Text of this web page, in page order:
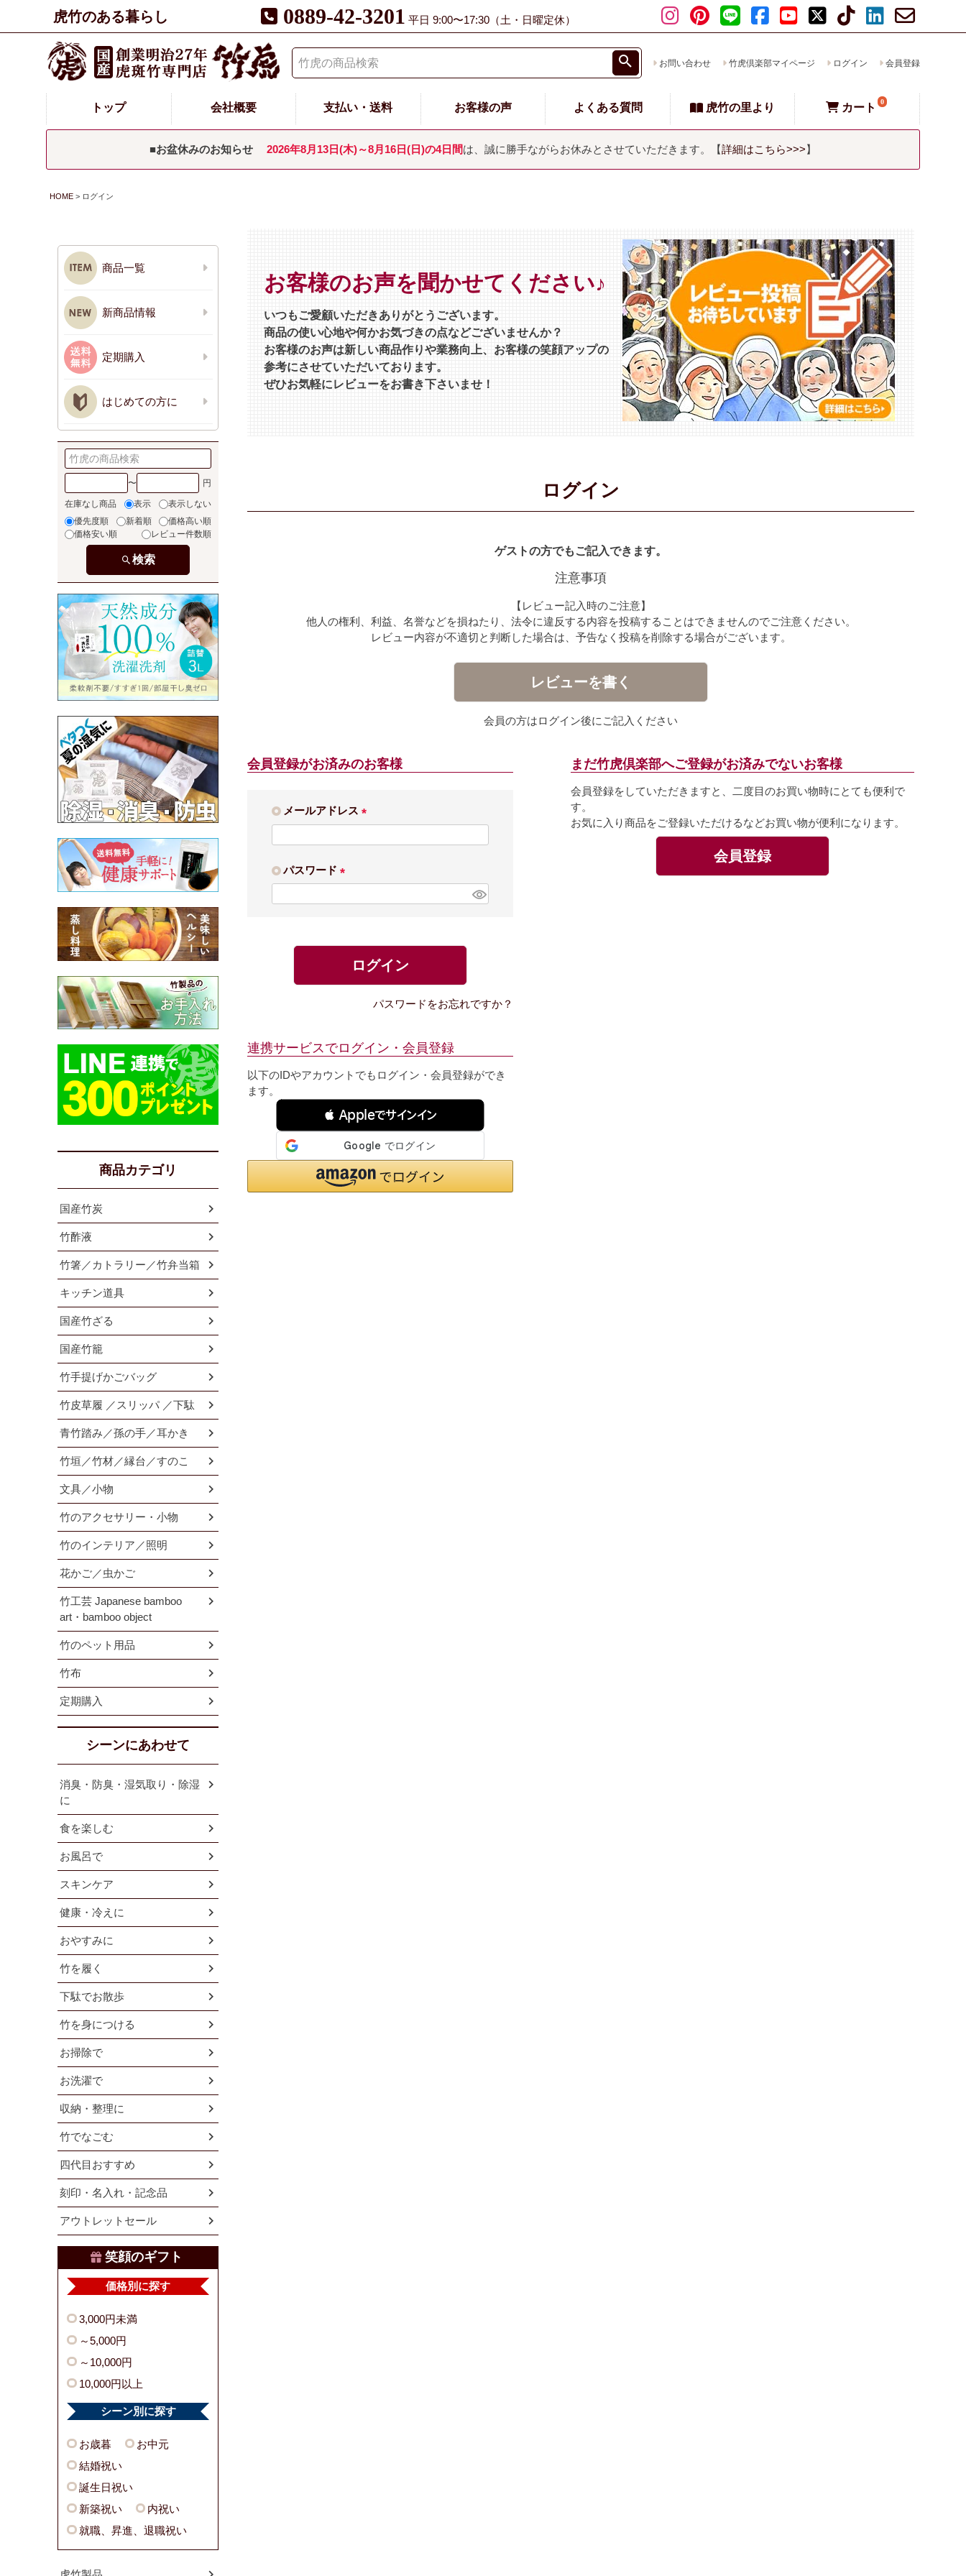
虎竹のある暮らし 0889-42-3201 平日 9:00〜17:30（土・日曜定休）
お問い合わせ 竹虎倶楽部マイページ ログイン 会員登録
トップ 会社概要 支払い・送料 お客様の声 よくある質問 虎竹の里より カート 0
■お盆休みのお知らせ 2026年8月13日(木)～8月16日(日)の4日間は、誠に勝手ながらお休みとさせていただきます。【詳細はこちら>>>】
HOME ログイン
商品一覧
新商品情報
定期購入
はじめての方に
〜
在庫なし商品 表示
表示しない
優先度順
新着順
価格高い順
価格安い順
レビュー件数順
検索
商品カテゴリ
国産竹炭
竹酢液
竹箸／カトラリー／竹弁当箱
キッチン道具
国産竹ざる
国産竹籠
竹手提げかごバッグ
竹皮草履 ／スリッパ ／下駄
青竹踏み／孫の手／耳かき
竹垣／竹材／縁台／すのこ
文具／小物
竹のアクセサリー・小物
竹のインテリア／照明
花かご／虫かご
竹工芸 Japanese bamboo
art・bamboo object
竹のペット用品
竹布
定期購入
シーンにあわせて
消臭・防臭・湿気取り・除湿
に
食を楽しむ
お風呂で
スキンケア
健康・冷えに
おやすみに
竹を履く
下駄でお散歩
竹を身につける
お掃除で
お洗濯で
収納・整理に
竹でなごむ
四代目おすすめ
刻印・名入れ・記念品
アウトレットセール
笑顔のギフト
価格別に探す
3,000円未満
～5,000円
～10,000円
10,000円以上
シーン別に探す
お歳暮
お中元
結婚祝い
誕生日祝い
新築祝い
内祝い
就職、昇進、退職祝い
お客様のお声を聞かせてください♪
いつもご愛顧いただきありがとうございます。
商品の使い心地や何かお気づきの点などございませんか？
お客様のお声は新しい商品作りや業務向上、お客様の笑顔アップの
参考にさせていただいております。
ぜひお気軽にレビューをお書き下さいませ！
ログイン
ゲストの方でもご記入できます。
注意事項
【レビュー記入時のご注意】
他人の権利、利益、名誉などを損ねたり、法令に違反する内容を投稿することはできませんのでご注意ください。
レビュー内容が不適切と判断した場合は、予告なく投稿を削除する場合がございます。
レビューを書く
会員の方はログイン後にご記入ください
会員登録がお済みのお客様
メールアドレス
必
パスワード
必
ログイン
パスワードをお忘れですか？
連携サービスでログイン・会員登録
以下のIDやアカウントでもログイン・会員登録ができ
ます。
 Appleでサインイン
まだ竹虎倶楽部へご登録がお済みでないお客様
会員登録をしていただきますと、二度目のお買い物時にとても便利で
す。
お気に入り商品をご登録いただけるなどお買い物が便利になります。
会員登録